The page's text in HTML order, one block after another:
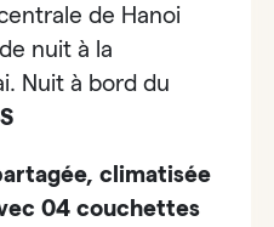
de Hanoi
nuit à la
. Nuit à bord du
climatisée
04 couchettes